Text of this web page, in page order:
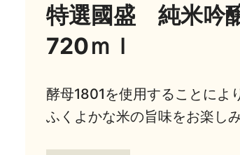
特選國盛 純米
720ｍｌ
酵母1801を使用することによ
ふくよかな米の旨味をお楽し